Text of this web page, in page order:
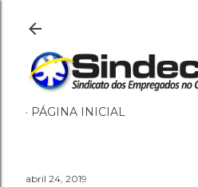
PÁGINA INICIAL
abril 24, 2019